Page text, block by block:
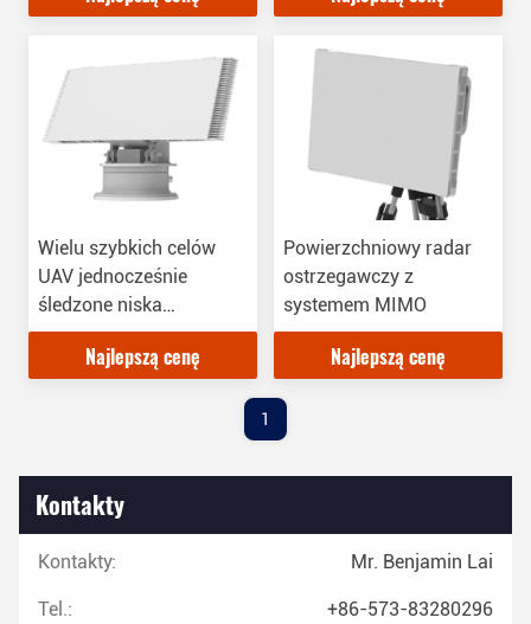
wykrywania
Wielu szybkich celów
UAV jednocześnie
śledzone niska
wysokość ostrzeżenie
radar szeroki zasięg
Najlepszą cenę
Powierzchniowy radar
ostrzegawczy z
systemem MIMO
Najlepszą cenę
1
Kontakty
Kontakty: Mr. Benjamin Lai
Tel.: +86-573-83280296